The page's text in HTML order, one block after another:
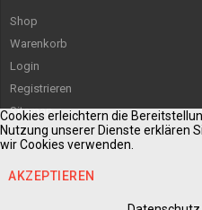
Shop
Warenkorb
Login
Registrieren
Sitemap
Cookies erleichtern die
Nutzung unserer Dienste erklären
wir Cookies verwenden.
AKZEPTIEREN